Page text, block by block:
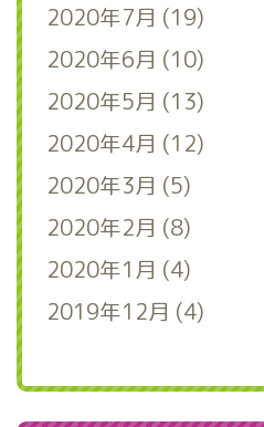
2020年7月 (19)
2020年6月 (10)
2020年5月 (13)
2020年4月 (12)
2020年3月 (5)
2020年2月 (8)
2020年1月 (4)
2019年12月 (4)